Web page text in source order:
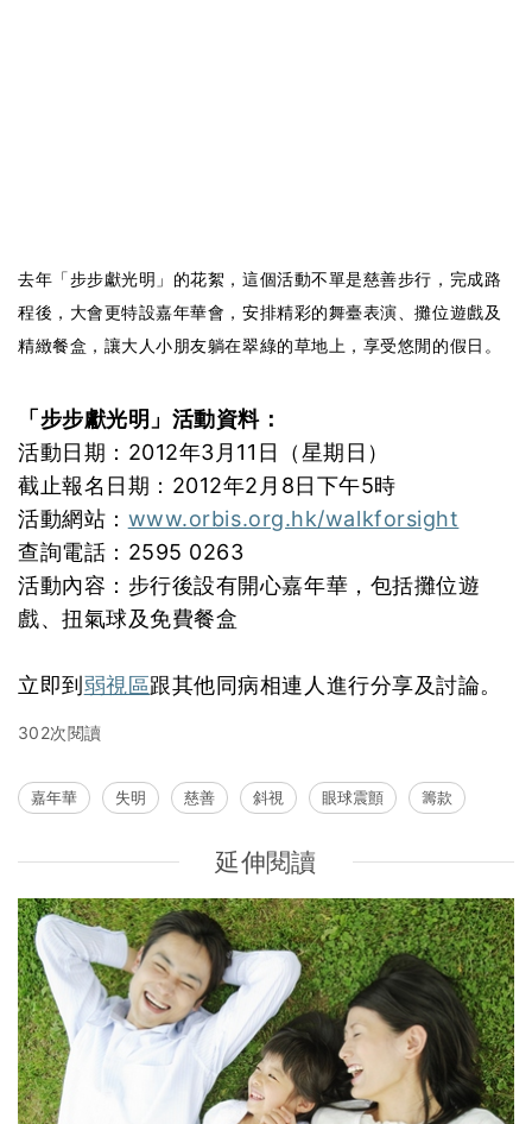
去年「步步獻光明」的花絮，這個活動不單是慈善步行，完成路
程後，大會更特設嘉年華會，安排精彩的舞臺表演、攤位遊戲及
精緻餐盒，讓大人小朋友躺在翠綠的草地上，享受悠閒的假日。
「步步獻光明」活動資料：
活動日期：2012年3月11日（星期日）
截止報名日期：2012年2月8日下午5時
活動網站： www.orbis.org.hk/walkforsight
查詢電話：2595 0263
活動內容：步行後設有開心嘉年華，包括攤位遊
戲、扭氣球及免費餐盒
立即到弱視區跟其他同病相連人進行分享及討論。
302次閱讀
嘉年華 失明 慈善 斜視 眼球震顫 籌款
延伸閱讀